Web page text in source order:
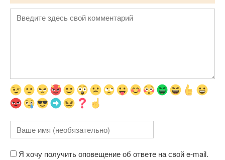
Я хочу получить оповещение об ответе на свой e-mail.